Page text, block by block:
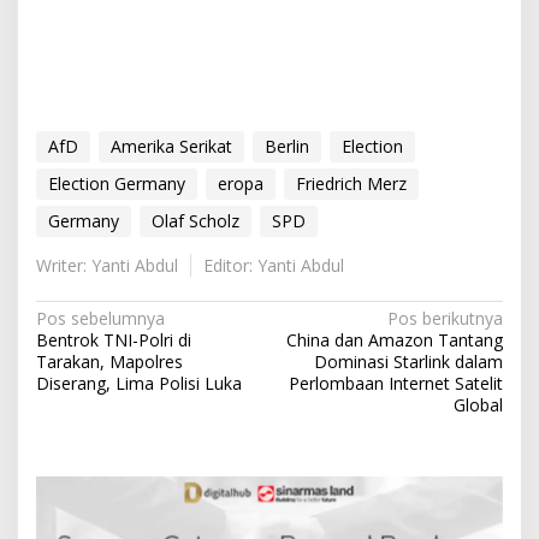
AfD Amerika Serikat Berlin
Election
Election Germany
eropa
Friedrich Merz
Germany
Olaf Scholz
SPD
Writer: Yanti Abdul
Editor: Yanti Abdul
N
a
v
Pos sebelumnya
Bentrok TNI-Polri di
Tarakan, Mapolres
Diserang, Lima Polisi Luka
Pos berikutnya
China dan Amazon Tantang
Dominasi Starlink dalam
Perlombaan Internet Satelit
Global